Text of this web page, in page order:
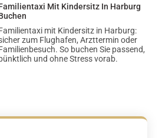
Mit Kindersitz In Harburg
mit Kindersitz in Harburg:
zum Flughafen, Arzttermin oder
So buchen Sie passend,
und ohne Stress vorab.